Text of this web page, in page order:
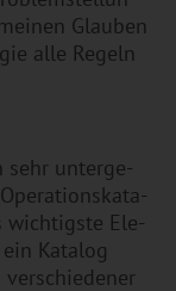
Glau­ben
alle Re­geln
sehr un­ter­ge­
wich­tigs­te Ele­
Ka­ta­log